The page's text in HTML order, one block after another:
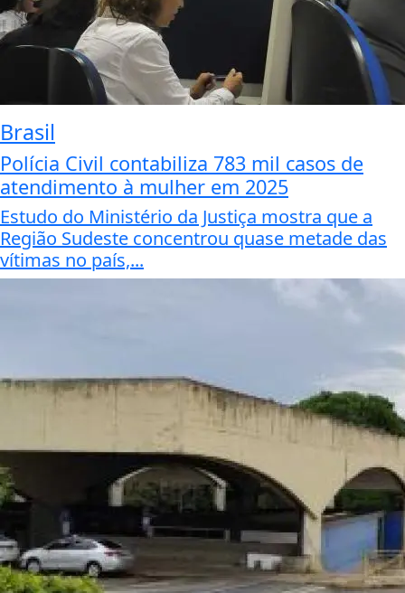
Brasil
Polícia Civil contabiliza 783 mil casos de
atendimento à mulher em 2025
Estudo do Ministério da Justiça mostra que a
Região Sudeste concentrou quase metade das
vítimas no país,...